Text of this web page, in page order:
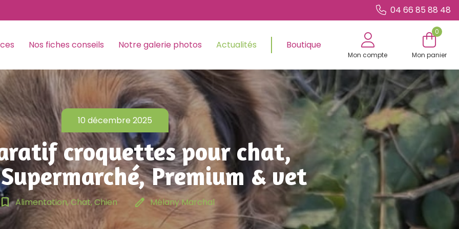
04 66 85 88 48
Nos fiches conseils Notre galerie photos Actualités Boutique
Mon compte
0
Mon panier
10 décembre 2025
croquettes pour chat,
Premium & vet
Alimentation, Chat, Chien edit Mélany Marchal